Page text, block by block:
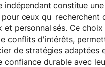
indépendant constitue
pour ceux qui recherchent
et personnalisés. Ce
conflits d'intérêts,
de stratégies adaptées
confiance durable avec